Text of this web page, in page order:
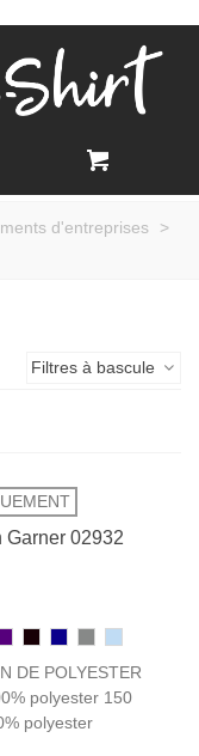
d'entreprises
>
Filtres à bascule
Garner 02932
BLACKSHIRT CLAIR
DE POLYESTER
polyester 150
polyester